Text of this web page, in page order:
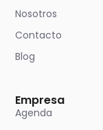
Nosotros
Contacto
Blog
Empresa
Agenda